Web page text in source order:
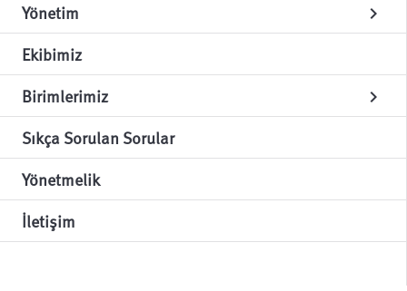
Yönetim
chevron_right
Ekibimiz
Birimlerimiz
chevron_right
Sıkça Sorulan Sorular
Yönetmelik
İletişim